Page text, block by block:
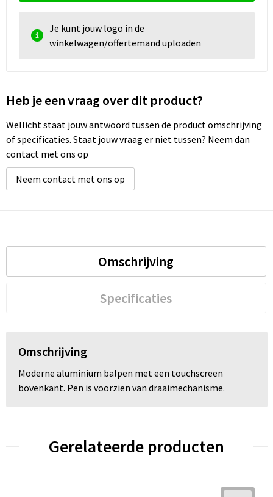
Je kunt jouw logo in de
winkelwagen/offertemand uploaden
Heb je een vraag over dit product?
Wellicht staat jouw antwoord tussen de product omschrijving
of specificaties. Staat jouw vraag er niet tussen? Neem dan
contact met ons op
Neem contact met ons op
Omschrijving
Specificaties
Omschrijving
Moderne aluminium balpen met een touchscreen
bovenkant. Pen is voorzien van draaimechanisme.
Gerelateerde producten